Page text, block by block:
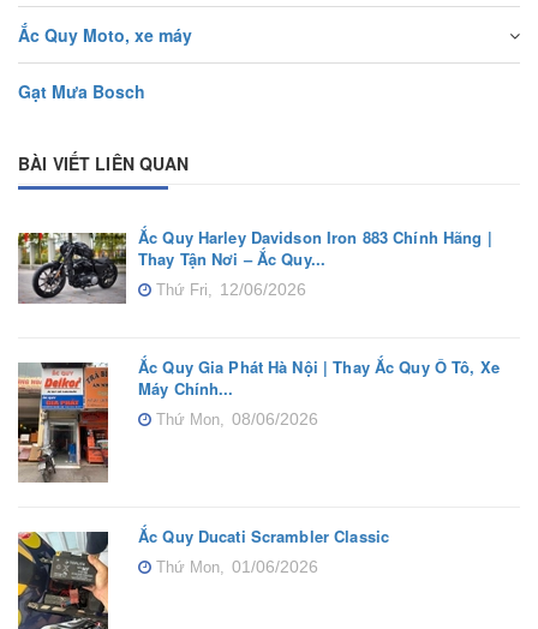
Ắc Quy Moto, xe máy
Gạt Mưa Bosch
BÀI VIẾT LIÊN QUAN
Ắc Quy Harley Davidson Iron 883 Chính Hãng |
Thay Tận Nơi – Ắc Quy...
Thứ Fri, 12/06/2026
Ắc Quy Gia Phát Hà Nội | Thay Ắc Quy Ô Tô, Xe
Máy Chính...
Thứ Mon, 08/06/2026
Ắc Quy Ducati Scrambler Classic
Thứ Mon, 01/06/2026